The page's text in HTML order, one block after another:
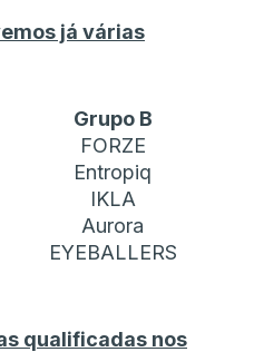
já várias
Grupo B
FORZE
Entropiq
IKLA
Aurora
EYEBALLERS
qualificadas nos